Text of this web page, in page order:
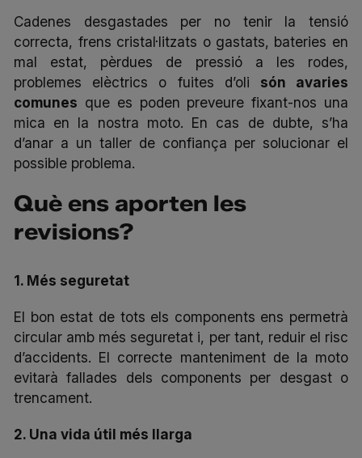
Cadenes desgastades per no tenir la tensió
correcta, frens cristal·litzats o gastats, bateries en
mal estat, pèrdues de pressió a les rodes,
problemes elèctrics o fuites d’oli són avaries
comunes que es poden preveure fixant-nos una
mica en la nostra moto. En cas de dubte, s’ha
d’anar a un taller de confiança per solucionar el
possible problema.
Què ens aporten les
revisions?
1. Més seguretat
El bon estat de tots els components ens permetrà
circular amb més seguretat i, per tant, reduir el risc
d’accidents. El correcte manteniment de la moto
evitarà fallades dels components per desgast o
trencament.
2. Una vida útil més llarga